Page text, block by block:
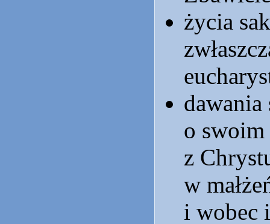
życia
dawania
o
z
w
i wobec